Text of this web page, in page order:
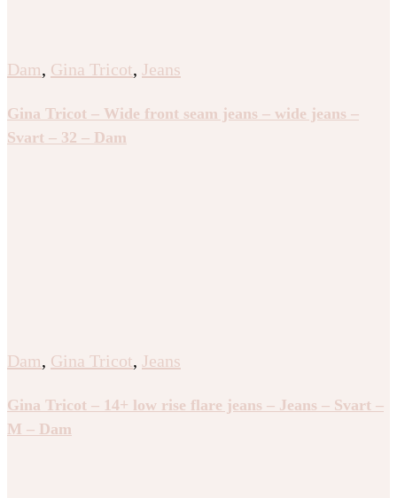
Dam, Gina Tricot, Jeans
Gina Tricot – Wide front seam jeans – wide jeans –
Svart – 32 – Dam
Dam, Gina Tricot, Jeans
Gina Tricot – 14+ low rise flare jeans – Jeans – Svart –
M – Dam